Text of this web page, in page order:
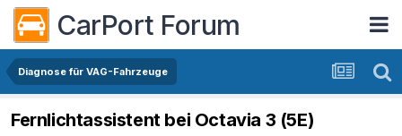
CarPort Forum
Diagnose für VAG-Fahrzeuge
Fernlichtassistent bei Octavia 3 (5E)